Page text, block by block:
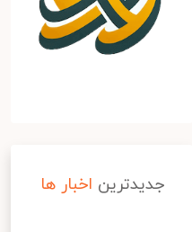
جدیدترین اخبار ها